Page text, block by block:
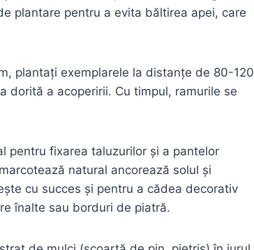
plantare pentru a evita băltirea apei, care
plantați exemplarele la distanțe de 80-120
dorită a acoperirii. Cu timpul, ramurile se
pentru fixarea taluzurilor și a pantelor
natural ancorează solul și
cu succes și pentru a cădea decorativ
înalte sau borduri de piatră.